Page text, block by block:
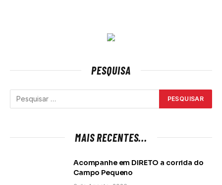
PESQUISA
MAIS RECENTES...
Acompanhe em DIRETO a corrida do
Campo Pequeno